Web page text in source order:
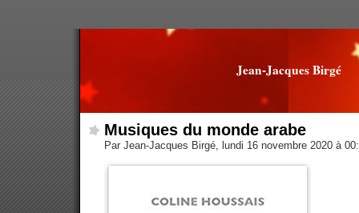
Jean-Jacques Birgé
Musiques du monde arabe
Par Jean-Jacques Birgé, lundi 16 novembre 2020 à